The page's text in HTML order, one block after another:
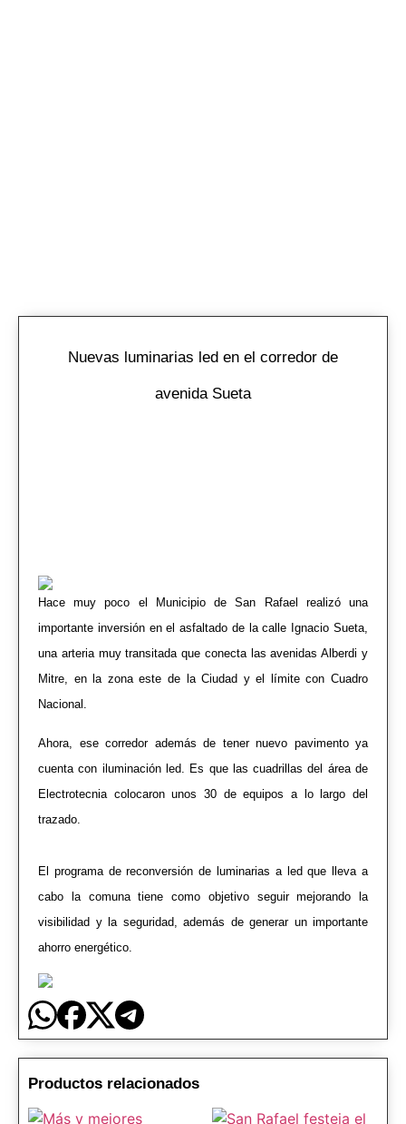
Nuevas luminarias led en el corredor de
avenida Sueta
Hace muy poco el Municipio de San Rafael realizó una
importante inversión en el asfaltado de la calle Ignacio Sueta,
una arteria muy transitada que conecta las avenidas Alberdi y
Mitre, en la zona este de la Ciudad y el límite con Cuadro
Nacional.
Ahora, ese corredor además de tener nuevo pavimento ya
cuenta con iluminación led. Es que las cuadrillas del área de
Electrotecnia colocaron unos 30 de equipos a lo largo del
trazado.
El programa de reconversión de luminarias a led que lleva a
cabo la comuna tiene como objetivo seguir mejorando la
visibilidad y la seguridad, además de generar un importante
ahorro energético.
Productos relacionados